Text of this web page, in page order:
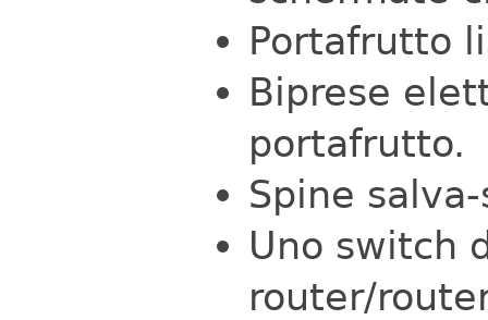
Portafrutto
Biprese
portafrutto.
Spine
Uno switch
router/